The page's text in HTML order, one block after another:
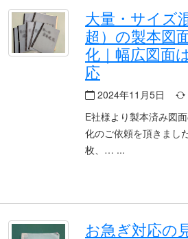
大量・サイズ
超）の製本図
化｜幅広図面
応
2024年11月5日
E社様より製本済み図
化のご依頼を頂きまし
枚、…
お急ぎ対応の